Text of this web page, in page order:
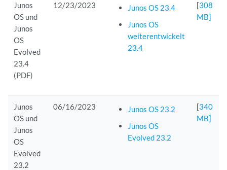
Junos
OS und
Junos
OS
Evolved
23.4
(PDF)
12/23/2023
Junos OS 23.4
Junos OS
weiterentwickelt
23.4
[308
MB]
Junos
OS und
Junos
OS
Evolved
23.2
06/16/2023
Junos OS 23.2
Junos OS
Evolved 23.2
[340
MB]